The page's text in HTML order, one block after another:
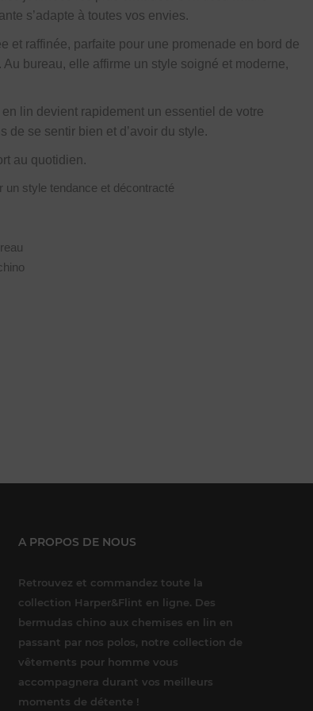
s’adapte à toutes vos envies.
et raffinée, parfaite pour une promenade en bord de
bureau, elle affirme un style soigné et moderne,
lin devient rapidement un essentiel de votre
se sentir bien et d’avoir du style.
au quotidien.
un style tendance et décontracté
A PROPOS DE NOUS
Retrouvez et commandez toute la
collection Harper&Flint en ligne. Des
bermudas chino aux chemises en lin en
passant par nos polos, notre collection de
vêtements pour homme vous
accompagnera durant vos meilleurs
moments de détente !